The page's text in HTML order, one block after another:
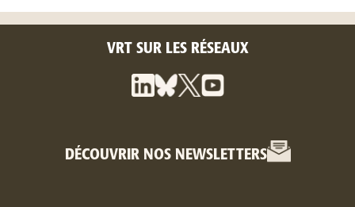
VRT SUR LES RÉSEAUX
DÉCOUVRIR NOS NEWSLETTERS